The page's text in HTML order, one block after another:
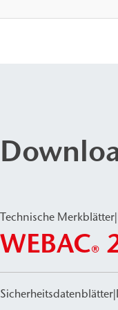
Technische Merkblätter|
WEBAC®
Sicherheitsdatenblätter|